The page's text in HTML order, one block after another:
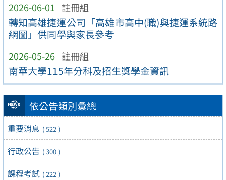
2026-06-01 註冊組
轉知高雄捷運公司「高雄市高中(職)與捷運系統路
網圖」供同學與家長參考
2026-05-26 註冊組
南華大學115年分科及招生獎學金資訊
依公告類別彙總
重要消息 ( 522 )
行政公告 ( 300 )
課程考試 ( 222 )